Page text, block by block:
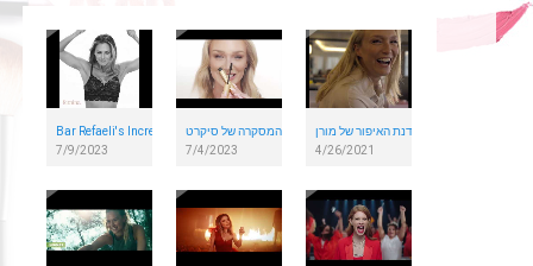
Bar Refaeli's Incredible Drum Performance for Famina Lingerie Ad
7/9/2023
המסקרה של סיקרט
7/4/2023
4/26/2021